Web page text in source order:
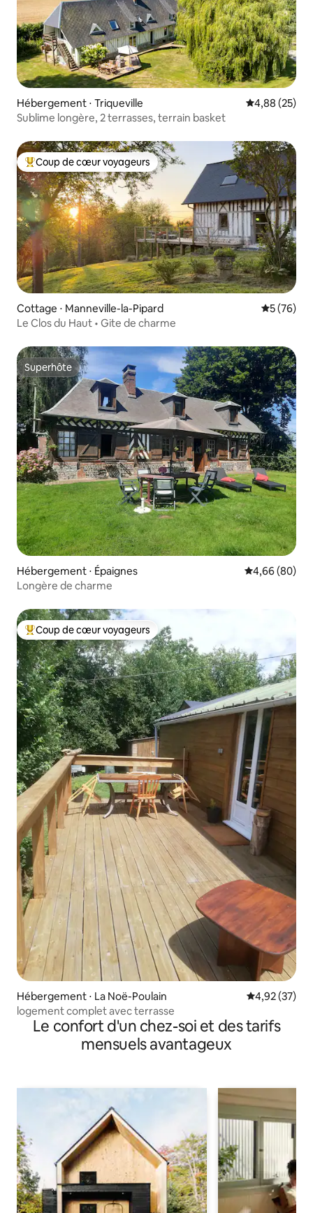
Hébergement ⋅ Triqueville Évaluation
4,88 (25)
Sublime longère, 2 terrasses, terrain basket
Coups de cœur voyageurs les plus appréciés
Coup de cœur voyageurs
Cottage ⋅ Manneville-la-Pipard
5 (76)
Le Clos du Haut • Gite de charme
Superhôte
Superhôte
Hébergement ⋅ Épaignes Évaluation
4,66 (80)
Longère de charme
Coups de cœur voyageurs les plus appréciés
Coup de cœur voyageurs
Hébergement ⋅ La Noë-Poulain Évaluation
4,92 (37)
logement complet avec terrasse
Le confort d'un chez-soi et des tarifs
mensuels avantageux